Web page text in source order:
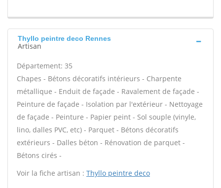
Thyllo peintre deco Rennes
Artisan
Département: 35
Chapes - Bétons décoratifs intérieurs - Charpente
métallique - Enduit de façade - Ravalement de façade -
Peinture de façade - Isolation par l'extérieur - Nettoyage
de façade - Peinture - Papier peint - Sol souple (vinyle,
lino, dalles PVC, etc) - Parquet - Bétons décoratifs
extérieurs - Dalles béton - Rénovation de parquet -
Bétons cirés -
Voir la fiche artisan : Thyllo peintre deco